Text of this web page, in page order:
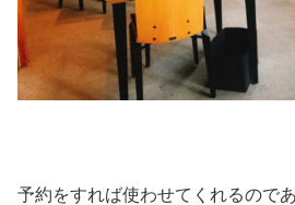
予約をすれば使わせてくれるので